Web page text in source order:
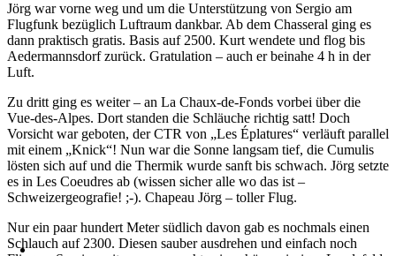
Jörg war vorne weg und um die Unterstützung von Sergio am
Flugfunk bezüglich Luftraum dankbar. Ab dem Chasseral ging es
dann praktisch gratis. Basis auf 2500. Kurt wendete und flog bis
Aedermannsdorf zurück. Gratulation – auch er beinahe 4 h in der
Luft.
Zu dritt ging es weiter – an La Chaux-de-Fonds vorbei über die
Vue-des-Alpes. Dort standen die Schläuche richtig satt! Doch
Vorsicht war geboten, der CTR von „Les Éplatures“ verläuft parallel
mit einem „Knick“! Nun war die Sonne langsam tief, die Cumulis
lösten sich auf und die Thermik wurde sanft bis schwach. Jörg setzte
es in Les Coeudres ab (wissen sicher alle wo das ist –
Schweizergeografie! ;-). Chapeau Jörg – toller Flug.
Nur ein paar hundert Meter südlich davon gab es nochmals einen
Schlauch auf 2300. Diesen sauber ausdrehen und einfach noch